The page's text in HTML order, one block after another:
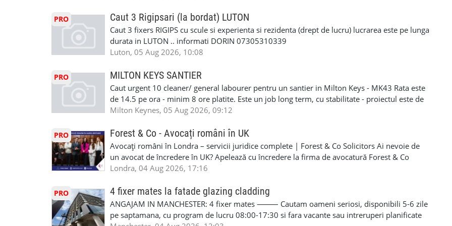
#mecanicmoldoveanlondra #vopsitormoldoveanlondra #garajautomoldovenesc
status obligatoriu •varsta minima 21 de ani •1 an experienta pe permis •cazier curat -
compania aplica pentru dumneavoastra •posibilitatea sa treceti un test drog si alcool
•oferim: - training platit (3 zile-£117 pe zi) - contract de munca pe o perioada
nedeterminata. -full time/ part-time - van oferit de firma contra cost( in cazul in care nu
masinii). Acceptam cu permis UK si permis RO. Recrutam pentru urmatoarele locatii: -
Enfield - Weybridge - Romford - Luton - Harlow - Northampton Pentru mai multe detalii si
programari la interviu apelati cu incredere la noi - 07494685033
PRO Caut 3 Rigipsari (la bordat) LUTON
Caut 3 fixers RIGIPS cu scule si experienta si rezidenta (drept de lucru) lucrarea este pe lunga
durata in LUTON .. informati DORIN 07305310339
Luton, 05 Aug 2026, 10:08
PRO MILTON KEYS SANTIER
Caut urgent 10 cleaner/ general labourer pentru un santier in Milton Keys - MK43 Rata este
de 14.5 pe ora - minim 8 ore platite. Este un job long term, cu stabilitate - proiectul este de
la Amazon. Munca este usoara, general labourer si cleaning. Acceptam si femei si barbati
SAPTAMANALA Contact: +44 7308 606203 - lasati-mi un mesaj pe WHATSAPP daca sunteti
interesati
Milton Keynes, 05 Aug 2026, 09:12
PRO Forest & Co - Avocați români în UK
Avocați români în Londra – servicii juridice complete | Forest & Co Solicitors Ai nevoie de
un avocat de încredere în UK? Apelează cu încredere la firma de avocatură Forest & Co
Solicitors, indiferent că ai nevoie de asistență pentru companie sau personal. ✅ Servicii
familiei (divorț, custodie, partaj) • Dreptul muncii • Litigii civile și soluționarea disputelor ✅
Servicii pentru companii: • Drept corporativ și comercial • Dreptul muncii pentru angajatori
• Imigrație pentru afaceri și sponsorizări • Dreptul construcțiilor • Litigii comerciale și
soluționarea disputelor 💡 De ce Forest & Co? ✔ Experiență solidă în sistemul juridic din UK
Londra, 04 Aug 2026, 17:16
PRO 4 fixer mates la fatade glazing cladding
ANGAJAM IN MANCHESTER: 4 fixer mates ⸻ Cautam oameni seriosi, disponibili 5-6 zile
pe saptamana, cu program de lucru 08:00-17:30 si fara vacante sau intreruperi planificate